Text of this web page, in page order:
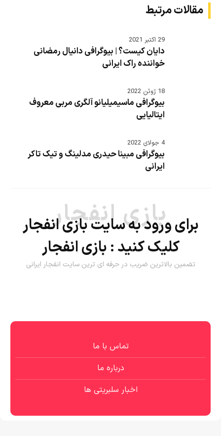
مقالات مرتبط
29 اکتبر 2021
دایان کیست؟ | بیوگرافی دانیال رمضانی
خواننده راک ایرانی
18 ژوئن 2022
بیوگرافی ماسیمیلیانو آلگری مربی معروف
ایتالیایی
4 جولای 2022
بیوگرافی مبینا حیدری مدلینگ و تیک تاکر
ایرانی
بازی انفجار
برای ورود به سایت بازی انفجار
کلیک کنید : بازی انفجار
تضمین بالاترین ضریب در حرفه ای ترین سایت انفجار ایرانی
تماس با ما
درباره ما
اخبار سلبریتی ها